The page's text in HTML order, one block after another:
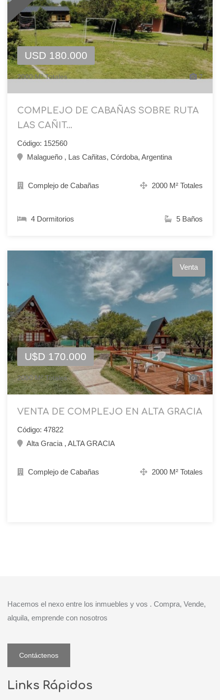
USD 180.000
2000 M² Totales 7
COMPLEJO DE CABAÑAS SOBRE RUTA
LAS CAÑIT...
Código: 152560
Malagueño , Las Cañitas, Córdoba, Argentina
Complejo de Cabañas 2000 M² Totales
4 Dormitorios 5 Baños
Venta
U$D 170.000
2000 M² Totales 7
VENTA DE COMPLEJO EN ALTA GRACIA
Código: 47822
Alta Gracia , ALTA GRACIA
Complejo de Cabañas 2000 M² Totales
Hacemos el nexo entre los inmuebles y vos . Compra, Vende,
alquila, emprende con nosotros
Contáctenos
Links Rápidos